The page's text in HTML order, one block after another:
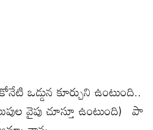
కూర్చుని ఉంటుంది..
వైపు చూస్తూ ఉంటుంది) పా